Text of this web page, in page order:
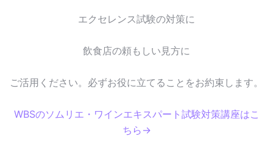
エクセレンス試験の対策に
飲食店の頼もしい見方に
ご活用ください。必ずお役に立てることをお約束します。
WBSのソムリエ・ワインエキスパート試験対策講座はこ
ちら→